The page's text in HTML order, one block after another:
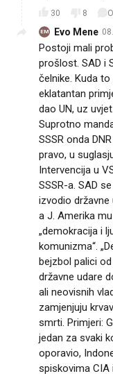
30 8
EM Evo Mene
Postoji mali
prošlost. SAD i
čelnike. Kuda
eklatantan
dao UN, uz
Suprotno
SSSR onda
pravo, u
Intervencija u
SSSR-a. SAD
izvodio državne
a J. Amerika
„demokracija i
komunizma“.
bejzbol palici
državne udare
ali neovisnih
zamjenjuju
smrti. Primjeri:
jedan za svaki
oporavio,
spiskovima CIA